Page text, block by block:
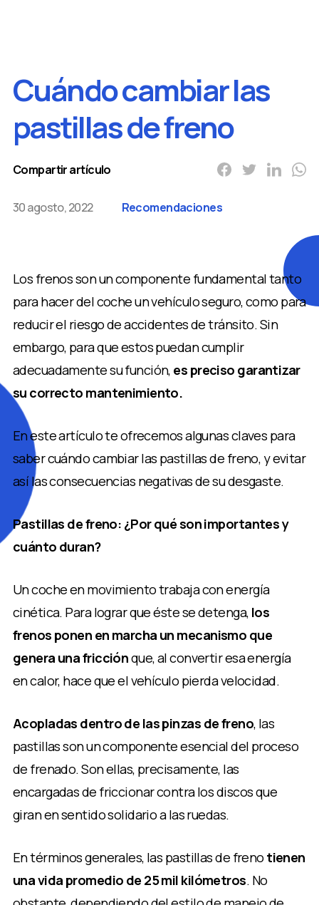
Cuándo cambiar las
pastillas de freno
Compartir artículo
30 agosto, 2022 Recomendaciones
Los frenos son un componente fundamental tanto
para hacer del coche un vehículo seguro, como para
reducir el riesgo de accidentes de tránsito. Sin
embargo, para que estos puedan cumplir
adecuadamente su función, es preciso garantizar
su correcto mantenimiento.
En este artículo te ofrecemos algunas claves para
saber cuándo cambiar las pastillas de freno, y evitar
así las consecuencias negativas de su desgaste.
Pastillas de freno: ¿Por qué son importantes y
cuánto duran?
Un coche en movimiento trabaja con energía
cinética. Para lograr que éste se detenga, los
frenos ponen en marcha un mecanismo que
genera una fricciónque, al convertir esa energía
en calor, hace que el vehículo pierda velocidad.
Acopladas dentro de las pinzas de freno, las
pastillas son un componente esencial del proceso
de frenado. Son ellas, precisamente, las
encargadas de friccionar contra los discos que
giran en sentido solidario a las ruedas.
En términos generales, las pastillas de freno tienen
una vida promedio de 25 mil kilómetros. No